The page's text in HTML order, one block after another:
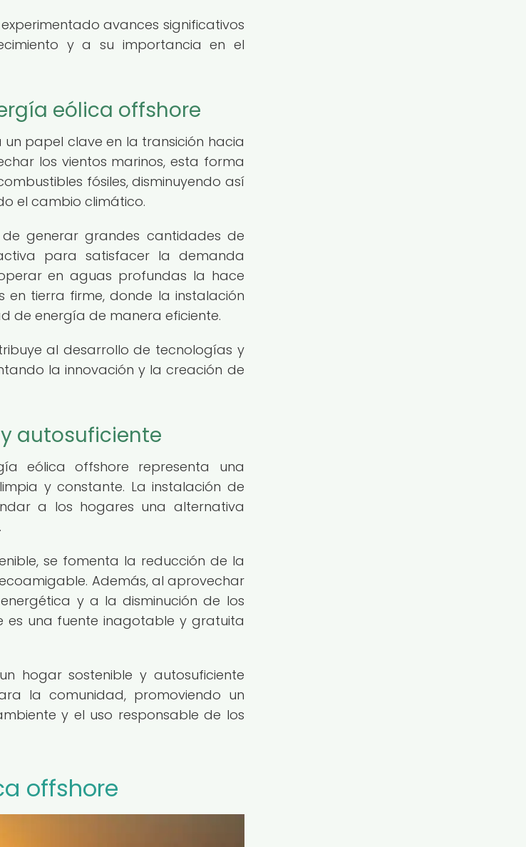
avances significativos
y a su importancia en el
eólica offshore
un papel clave en la transición hacia
los vientos marinos, esta forma
fósiles, disminuyendo así
el cambio climático.
generar grandes cantidades de
para satisfacer la demanda
en aguas profundas la hace
en tierra firme, donde la instalación
de energía de manera eficiente.
al desarrollo de tecnologías y
la innovación y la creación de
autosuficiente
eólica offshore representa una
y constante. La instalación de
a los hogares una alternativa
se fomenta la reducción de la
Además, al aprovechar
y a la disminución de los
una fuente inagotable y gratuita
hogar sostenible y autosuficiente
la comunidad, promoviendo un
y el uso responsable de los
offshore